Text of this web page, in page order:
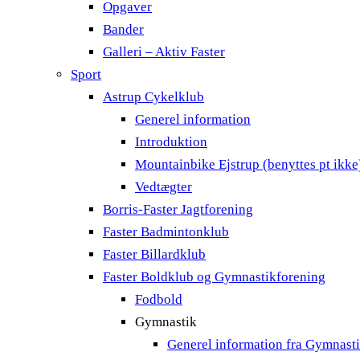
Opgaver
Bander
Galleri – Aktiv Faster
Sport
Astrup Cykelklub
Generel information
Introduktion
Mountainbike Ejstrup (benyttes pt
Vedtægter
Borris-Faster Jagtforening
Faster Badmintonklub
Faster Billardklub
Faster Boldklub og Gymnastikforening
Fodbold
Gymnastik
Generel information fra